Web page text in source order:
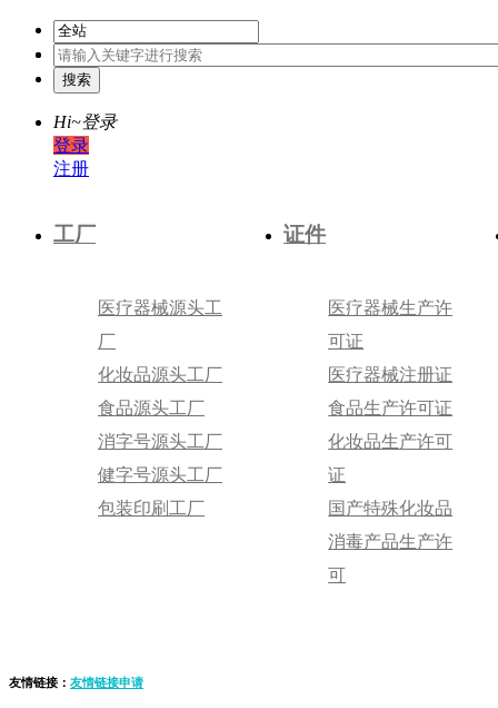
Hi~登录
登录
注册
工厂
医疗器械源头工
厂
化妆品源头工厂
食品源头工厂
消字号源头工厂
健字号源头工厂
包装印刷工厂
证件
医疗器械生产许
可证
医疗器械注册证
食品生产许可证
化妆品生产许可
证
国产特殊化妆品
消毒产品生产许
可
友情链接： 友情链接申请